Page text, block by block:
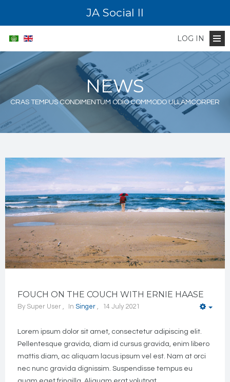
JA Social II
LOG IN
NEWS
CRAS TEMPUS CONDIMENTUM ODIO COMMODO ULLAMCORPER
FOUCH ON THE COUCH WITH ERNIE HAASE
By Super User In Singer
14 July 2021
Lorem ipsum dolor sit amet, consectetur adipiscing elit.
Pellentesque gravida, diam id cursus gravida, enim libero
mattis diam, ac aliquam lacus ipsum vel est. Nam at orci
nec nunc gravida dignissim. Suspendisse tempus eu